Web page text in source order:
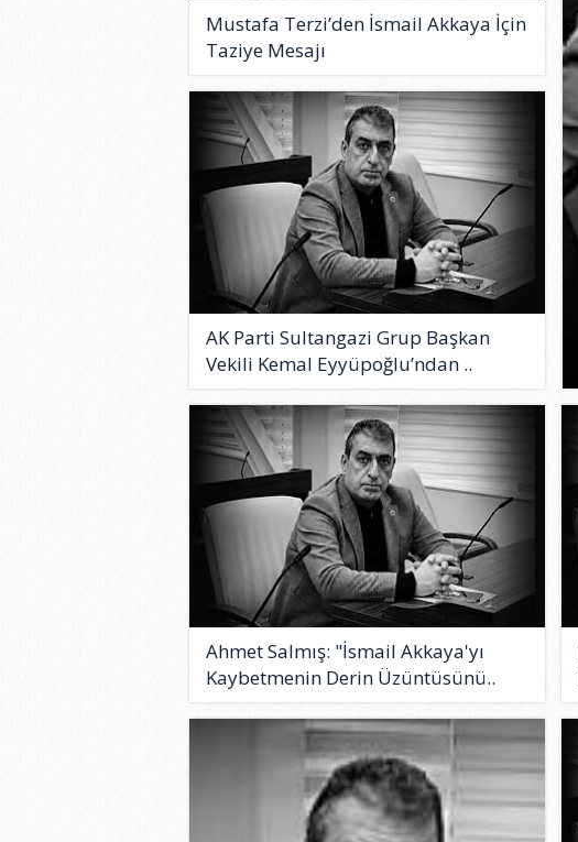
Mustafa Terzi’den İsmail Akkaya İçin
Taziye Mesajı
AK Parti Sultangazi Grup Başkan
Vekili Kemal Eyyüpoğlu’ndan ..
Ahmet Salmış: "İsmail Akkaya'yı
Kaybetmenin Derin Üzüntüsünü..